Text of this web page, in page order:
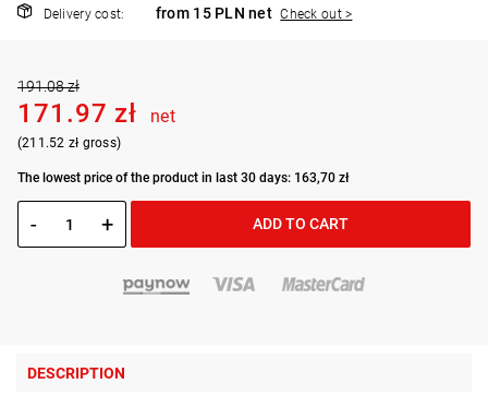
Delivery cost: from 15 PLN net Check out >
191.08 zł
171.97 zł net
(211.52 zł gross)
The lowest price of the product in last 30 days: 163,70 zł
- + ADD TO CART
DESCRIPTION